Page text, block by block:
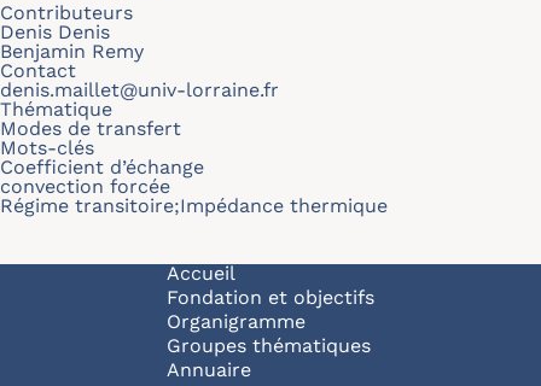
Contributeurs
Denis Denis
Benjamin Remy
Contact
denis.maillet@univ-lorraine.fr
Thématique
Modes de transfert
Mots-clés
Coefficient d’échange
convection forcée
Régime transitoire;Impédance thermique
Navigation principale
Accueil
Fondation et objectifs
Organigramme
Groupes thématiques
Annuaire